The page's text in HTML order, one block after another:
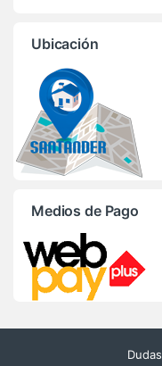
Ubicación
Medios de Pago